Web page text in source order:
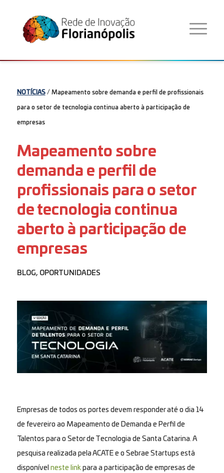
NOTÍCIAS/ Mapeamento sobre demanda e perfil de profissionais
para o setor de tecnologia continua aberto à participação de
empresas
Mapeamento sobre
demanda e perfil de
profissionais para o setor
de tecnologia continua
aberto à participação de
empresas
BLOG, OPORTUNIDADES
Empresas de todos os portes devem responder até o dia 14
de fevereiro ao Mapeamento de Demanda e Perfil de
Talentos para o Setor de Tecnologia de Santa Catarina. A
pesquisa realizada pela ACATE e o Sebrae Startups está
disponível neste link para a participação de empresas de